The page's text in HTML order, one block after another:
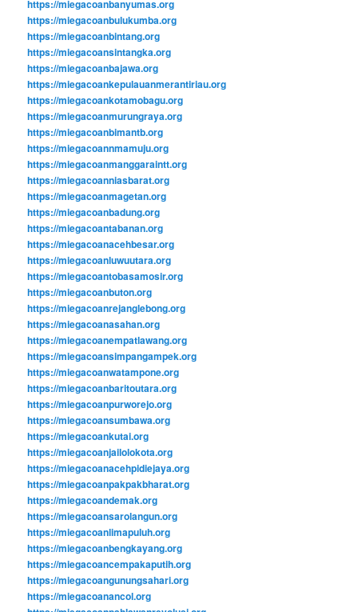
https://miegacoanbanyumas.org
https://miegacoanbulukumba.org
https://miegacoanbintang.org
https://miegacoansintangka.org
https://miegacoanbajawa.org
https://miegacoankepulauanmerantiriau.org
https://miegacoankotamobagu.org
https://miegacoanmurungraya.org
https://miegacoanbimantb.org
https://miegacoannmamuju.org
https://miegacoanmanggaraintt.org
https://miegacoanniasbarat.org
https://miegacoanmagetan.org
https://miegacoanbadung.org
https://miegacoantabanan.org
https://miegacoanacehbesar.org
https://miegacoanluwuutara.org
https://miegacoantobasamosir.org
https://miegacoanbuton.org
https://miegacoanrejanglebong.org
https://miegacoanasahan.org
https://miegacoanempatlawang.org
https://miegacoansimpangampek.org
https://miegacoanwatampone.org
https://miegacoanbaritoutara.org
https://miegacoanpurworejo.org
https://miegacoansumbawa.org
https://miegacoankutai.org
https://miegacoanjailolokota.org
https://miegacoanacehpidiejaya.org
https://miegacoanpakpakbharat.org
https://miegacoandemak.org
https://miegacoansarolangun.org
https://miegacoanlimapuluh.org
https://miegacoanbengkayang.org
https://miegacoancempakaputih.org
https://miegacoangunungsahari.org
https://miegacoanancol.org